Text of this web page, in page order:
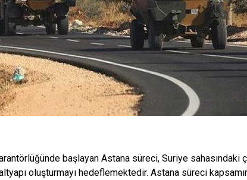
başlayan Astana süreci, Suriye sahasındaki
oluşturmayı hedeflemektedir. Astana süreci